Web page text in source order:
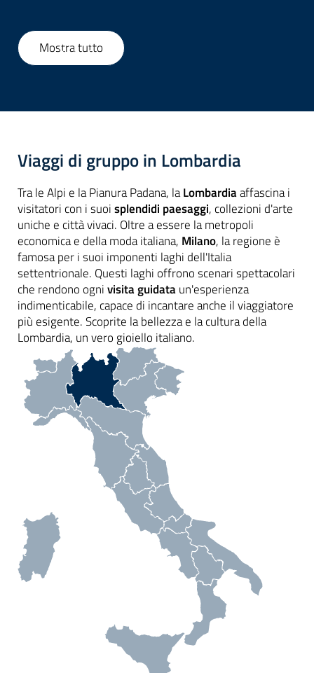
1 14
Mostra tutto
Viaggi di gruppo in Lombardia
Tra le Alpi e la Pianura Padana, laLombardiaaffascina i
visitatori con i suoisplendidi paesaggi, collezioni d'arte
uniche e città vivaci. Oltre a essere la metropoli
economica e della moda italiana, Milano, la regione è
famosa per i suoi imponenti laghi dell'Italia
settentrionale. Questi laghi offrono scenari spettacolari
che rendono ognivisita guidataun'esperienza
indimenticabile, capace di incantare anche il viaggiatore
più esigente. Scoprite la bellezza e la cultura della
Lombardia, un vero gioiello italiano.